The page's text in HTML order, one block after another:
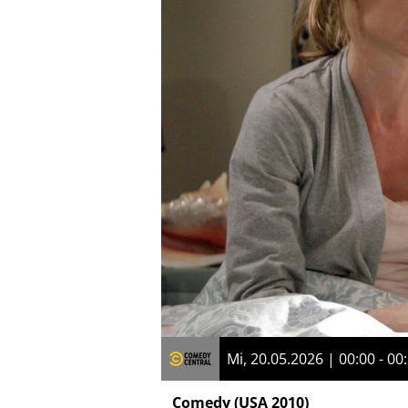
Mi, 20.05.2026 | 00:00 -
Comedy(USA 2010)